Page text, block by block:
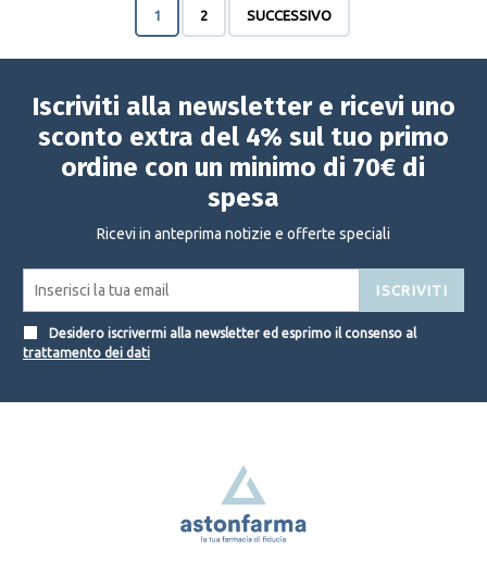
1 2 SUCCESSIVO
Iscriviti alla newsletter e ricevi uno
sconto extra del 4% sul tuo primo
ordine con un minimo di 70€ di
spesa
Ricevi in anteprima notizie e offerte speciali
ISCRIVITI
Desidero iscrivermi alla newsletter ed esprimo il consenso al
trattamento dei dati